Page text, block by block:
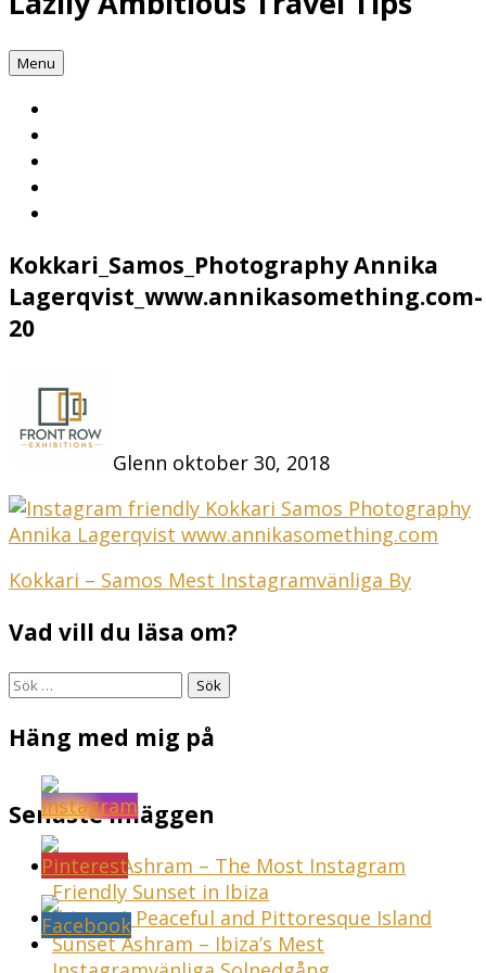
Menu
Kokkari_Samos_Photography Annika
Lagerqvist_www.annikasomething.com-
20
Glenn oktober 30, 2018
Inläggsnavigering
Kokkari – Samos Mest Instagramvänliga By
Vad vill du läsa om?
Sök
Häng med mig på
Senaste inläggen
Sunset Ashram – The Most Instagram
Friendly Sunset in Ibiza
Ibiza – A Peaceful and Pittoresque Island
Sunset Ashram – Ibiza’s Mest